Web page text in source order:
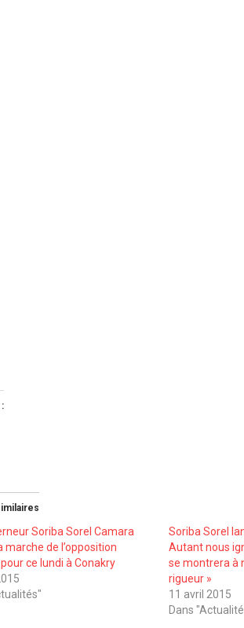
Soriba Sorel Camara
marche de l’opposition
ce lundi à Conakry
Soriba Sorel
Autant nous
se montrera à
rigueur »
11 avril 2015
Dans